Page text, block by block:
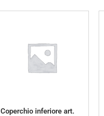
Coperchio inferiore art.